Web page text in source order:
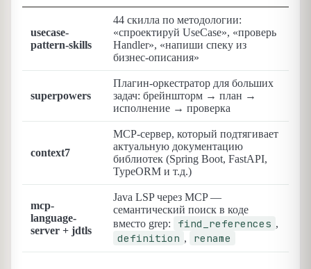
usecase-
pattern-skills
44 скилла по методологии:
«спроектируй UseCase», «проверь
Handler», «напиши спеку из
бизнес-описания»
superpowers
Плагин-оркестратор для больших
задач: брейншторм → план →
исполнение → проверка
context7
MCP-сервер, который подтягивает
актуальную документацию
библиотек (Spring Boot, FastAPI,
TypeORM и т.д.)
mcp-
language-
server + jdtls
Java LSP через MCP —
семантический поиск в коде
вместо grep:
find_references ,
definition , rename